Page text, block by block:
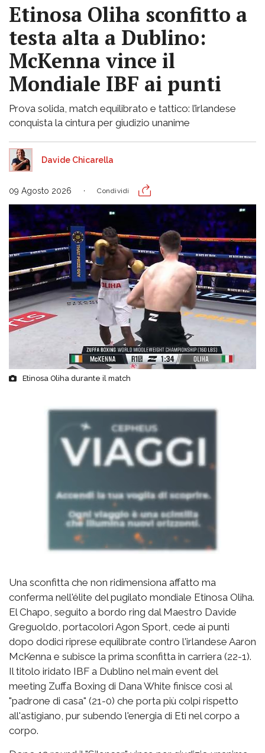
Etinosa Oliha sconfitto a
testa alta a Dublino:
McKenna vince il
Mondiale IBF ai punti
Prova solida, match equilibrato e tattico: l’irlandese
conquista la cintura per giudizio unanime
Davide Chicarella
09 Agosto 2026 Condividi
Etinosa Oliha durante il match
Una sconfitta che non ridimensiona affatto ma
conferma nell'élite del pugilato mondiale Etinosa Oliha.
El Chapo, seguito a bordo ring dal Maestro Davide
Greguoldo, portacolori Agon Sport, cede ai punti
dopo dodici riprese equilibrate contro l'irlandese Aaron
McKenna e subisce la prima sconfitta in carriera (22-1).
Il titolo iridato IBF a Dublino nel main event del
meeting Zuffa Boxing di Dana White finisce così al
"padrone di casa" (21-0) che porta più colpi rispetto
all'astigiano, pur subendo l'energia di Eti nel corpo a
corpo.